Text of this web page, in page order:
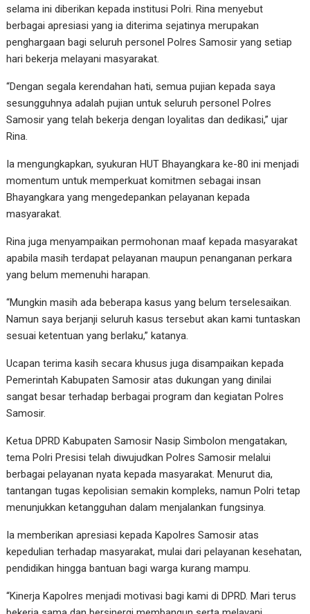
selama ini diberikan kepada institusi Polri. Rina menyebut
berbagai apresiasi yang ia diterima sejatinya merupakan
penghargaan bagi seluruh personel Polres Samosir yang setiap
hari bekerja melayani masyarakat.
“Dengan segala kerendahan hati, semua pujian kepada saya
sesungguhnya adalah pujian untuk seluruh personel Polres
Samosir yang telah bekerja dengan loyalitas dan dedikasi,” ujar
Rina.
Ia mengungkapkan, syukuran HUT Bhayangkara ke-80 ini menjadi
momentum untuk memperkuat komitmen sebagai insan
Bhayangkara yang mengedepankan pelayanan kepada
masyarakat.
Rina juga menyampaikan permohonan maaf kepada masyarakat
apabila masih terdapat pelayanan maupun penanganan perkara
yang belum memenuhi harapan.
“Mungkin masih ada beberapa kasus yang belum terselesaikan.
Namun saya berjanji seluruh kasus tersebut akan kami tuntaskan
sesuai ketentuan yang berlaku,” katanya.
Ucapan terima kasih secara khusus juga disampaikan kepada
Pemerintah Kabupaten Samosir atas dukungan yang dinilai
sangat besar terhadap berbagai program dan kegiatan Polres
Samosir.
Ketua DPRD Kabupaten Samosir Nasip Simbolon mengatakan,
tema Polri Presisi telah diwujudkan Polres Samosir melalui
berbagai pelayanan nyata kepada masyarakat. Menurut dia,
tantangan tugas kepolisian semakin kompleks, namun Polri tetap
menunjukkan ketangguhan dalam menjalankan fungsinya.
Ia memberikan apresiasi kepada Kapolres Samosir atas
kepedulian terhadap masyarakat, mulai dari pelayanan kesehatan,
pendidikan hingga bantuan bagi warga kurang mampu.
“Kinerja Kapolres menjadi motivasi bagi kami di DPRD. Mari terus